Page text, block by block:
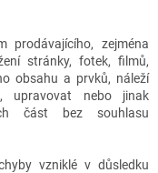
prodávajícího, zejména
stránky, fotek, filmů,
obsahu a prvků, náleží
upravovat nebo jinak
část bez souhlasu
vzniklé v důsledku